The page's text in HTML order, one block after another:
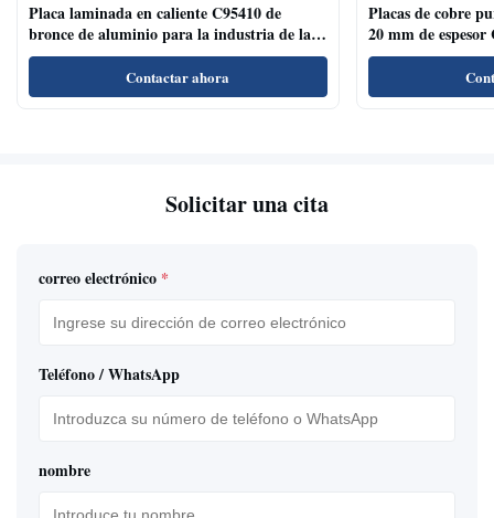
Placa laminada en caliente C95410 de
bronce de aluminio para la industria de la
decoración de superficies cepilladas
Contactar ahora
Placas de cobre
20 mm de espesor
Solicitar una cita
correo electrónico *
Teléfono / WhatsApp
nombre